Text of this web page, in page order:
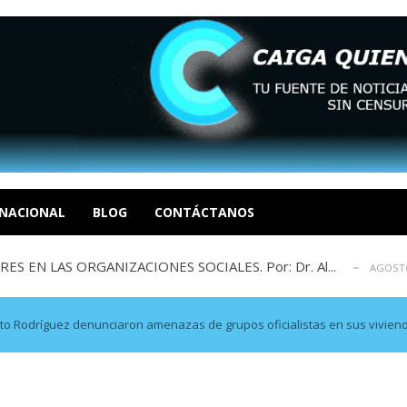
BLOG CONTÁCTANOS
costo del colapso eléctrico en... AGOSTO 7, 2026
Por Dayana Cristina Duzoglou L. AGOSTO 6, 2026
apagones y promesas incumplidas...
EN LAS ORGANIZACIONES SOCIALES. Por: Dr. Al...
en la política: distinc... AGOSTO 7, 2026
costo del colapso eléctrico en... AGOSTO 7, 2026
Por Dayana Cristina Duzoglou L. AGOSTO 6, 2026
apagones y promesas incumplidas... AGOSTO 6, 2026
Rodríguez denunciaron amenazas de grupos oficialistas en sus